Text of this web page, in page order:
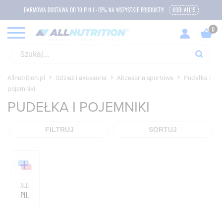
DARMOWA DOSTAWA OD 79 PLN I -15% NA WSZYSTKIE PRODUKTY! KOD: ALL15
Allnutrition.pl Odzież i akcesoria Akcesoria sportowe
Pudełka i
pojemniki
PUDEŁKA I POJEMNIKI
FILTRUJ SORTUJ
ALLNUTRITION
PILLBOX